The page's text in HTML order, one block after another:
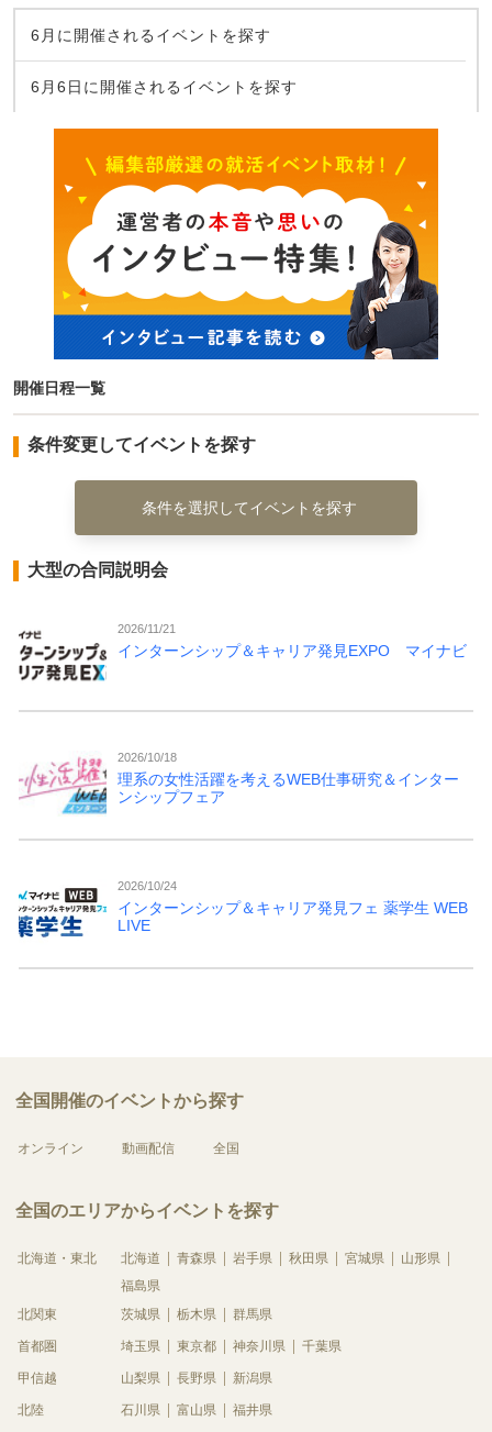
6月に開催されるイベントを探す
6月6日に開催されるイベントを探す
開催日程一覧
条件変更してイベントを探す
条件を選択してイベントを探す
大型の合同説明会
2026/11/21
インターンシップ＆キャリア発見EXPO マイナビ
2026/10/18
理系の女性活躍を考えるWEB仕事研究＆インター
ンシップフェア
2026/10/24
インターンシップ＆キャリア発見フェ 薬学生 WEB
LIVE
全国開催のイベントから探す
オンライン 動画配信 全国
全国のエリアからイベントを探す
北海道・東北 北海道 青森県 岩手県 秋田県 宮城県
山形県
福島県
北関東
茨城県 栃木県 群馬県
首都圏 埼玉県 東京都 神奈川県 千葉県
甲信越 山梨県 長野県 新潟県
北陸 石川県 富山県 福井県